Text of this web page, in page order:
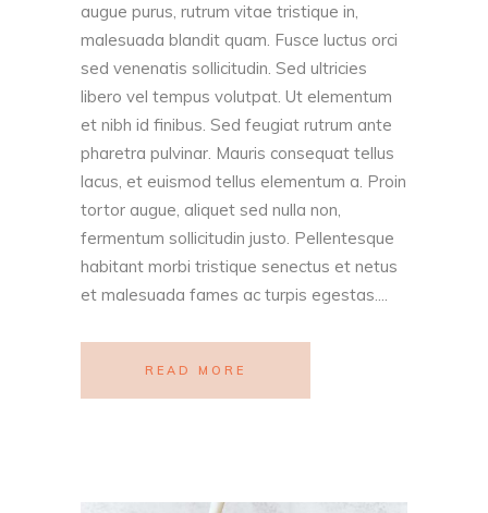
augue purus, rutrum vitae tristique in,
malesuada blandit quam. Fusce luctus orci
sed venenatis sollicitudin. Sed ultricies
libero vel tempus volutpat. Ut elementum
et nibh id finibus. Sed feugiat rutrum ante
pharetra pulvinar. Mauris consequat tellus
lacus, et euismod tellus elementum a. Proin
tortor augue, aliquet sed nulla non,
fermentum sollicitudin justo. Pellentesque
habitant morbi tristique senectus et netus
et malesuada fames ac turpis egestas....
READ MORE